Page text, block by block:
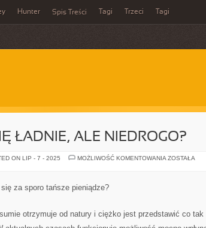
Hunter Spis Treści Tagi Trzeci Tagi
ŁADNIE, ALE NIEDROGO?
ON LIP - 7 - 2025 MOŻLIWOŚĆ KOMENTOWANIA JAK
ZOSTAŁA
za sporo tańsze pieniądze?
otrzymuje od natury i ciężko jest przedstawić co tak